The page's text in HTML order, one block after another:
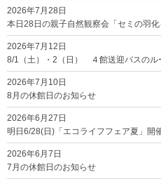
2026年7月28日
本日28日の親子自然観察会「セミの羽
2026年7月12日
8/1（土）・2（日） ４館送迎バスのル
2026年7月10日
8月の休館日のお知らせ
2026年6月27日
明日6/28(日)「エコライフフェア夏」開
2026年6月7日
7月の休館日のお知らせ